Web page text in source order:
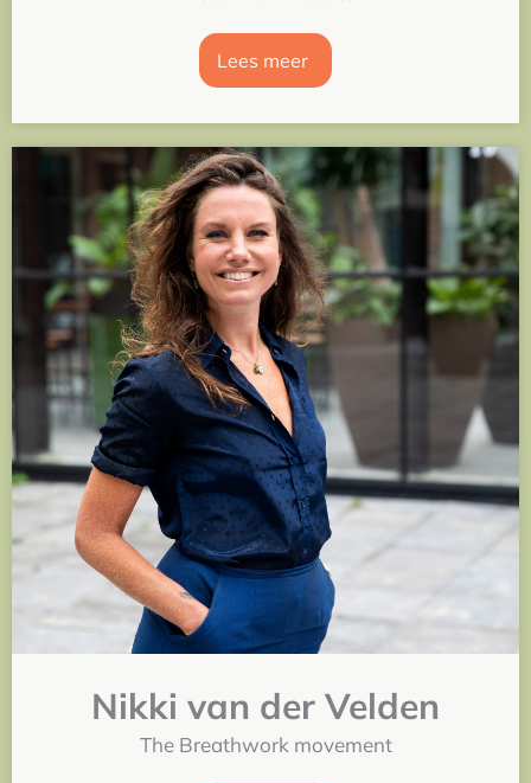
Lees meer
Nikki van der Velden
The Breathwork movement